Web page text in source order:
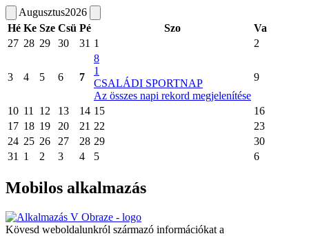
Augusztus2026
Hé Ke Sze Csü Pé Szo
Va
27 28 29 30 31 1 2
3 4 5 6 7
8
1
CSALÁDI SPORTNAP
Az összes napi rekord megjelenítése
9
10 11 12 13 14 15
16
17 18 19 20 21 22
23
24 25 26 27 28 29
30
31
1 2 3 4 5 6
Mobilos alkalmazás
Kövesd weboldalunkról származó információkat a